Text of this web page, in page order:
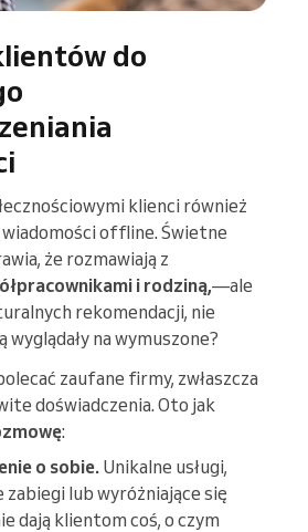
do
klienci również
offline. Świetne
że rozmawiają z
i rodziną,—ale
rekomendacji, nie
wyglądały na wymuszone?
zaufane firmy, zwłaszcza
doświadczenia. Oto jak
:
o sobie.Unikalne usługi,
lub wyróżniające się
dają klientom coś, o czym